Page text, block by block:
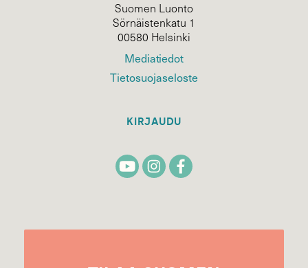
Suomen Luonto
Sörnäistenkatu 1
00580 Helsinki
Mediatiedot
Tietosuojaseloste
KIRJAUDU